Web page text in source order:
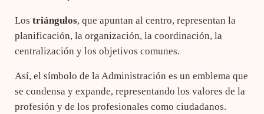
Los triángulos, que apuntan al centro, representan la
planificación, la organización, la coordinación, la
centralización y los objetivos comunes.
Así, el símbolo de la Administración es un emblema que
se condensa y expande, representando los valores de la
profesión y de los profesionales como ciudadanos.